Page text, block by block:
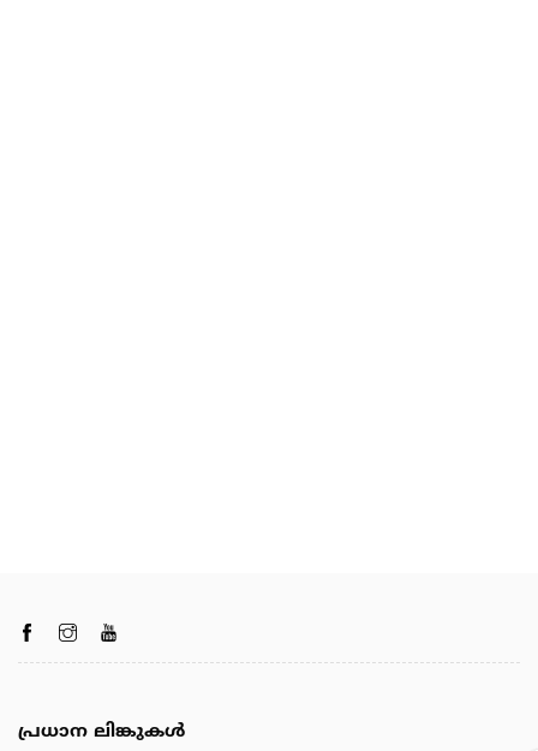
പ്രധാന ലിങ്കുകൾ